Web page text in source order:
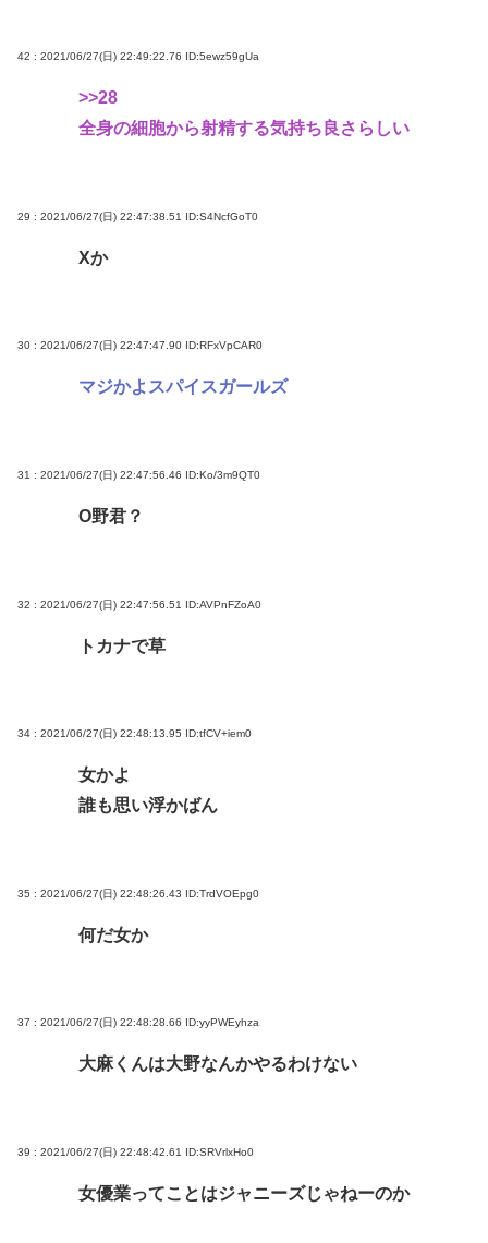
42 : 2021/06/27(日) 22:49:22.76 ID:5ewz59gUa
>>28
全身の細胞から射精する気持ち良さらしい
29 : 2021/06/27(日) 22:47:38.51 ID:S4NcfGoT0
Xか
30 : 2021/06/27(日) 22:47:47.90 ID:RFxVpCAR0
マジかよスパイスガールズ
31 : 2021/06/27(日) 22:47:56.46 ID:Ko/3m9QT0
O野君？
32 : 2021/06/27(日) 22:47:56.51 ID:AVPnFZoA0
トカナで草
34 : 2021/06/27(日) 22:48:13.95 ID:tfCV+iem0
女かよ
誰も思い浮かばん
35 : 2021/06/27(日) 22:48:26.43 ID:TrdVOEpg0
何だ女か
37 : 2021/06/27(日) 22:48:28.66 ID:yyPWEyhza
大麻くんは大野なんかやるわけない
39 : 2021/06/27(日) 22:48:42.61 ID:SRVrlxHo0
女優業ってことはジャニーズじゃねーのか